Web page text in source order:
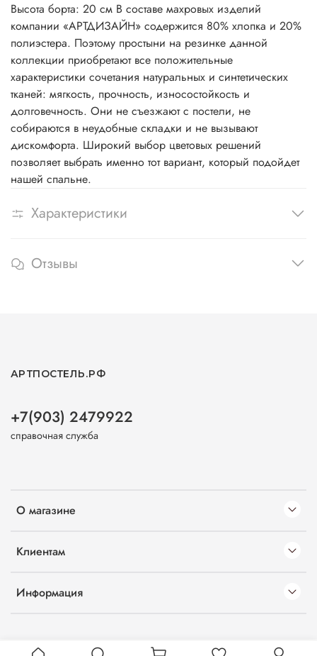
Высота борта: 20 см В составе махровых изделий
компании «АРТДИЗАЙН» содержится 80% хлопка и 20%
полиэстера. Поэтому простыни на резинке данной
коллекции приобретают все положительные
характеристики сочетания натуральных и синтетических
тканей: мягкость, прочность, износостойкость и
долговечность. Они не съезжают с постели, не
собираются в неудобные складки и не вызывают
дискомфорта. Широкий выбор цветовых решений
позволяет выбрать именно тот вариант, который подойдет
нашей спальне.
Характеристики
Отзывы
О магазине
Клиентам
Информация
АРТПОСТЕЛЬ.РФ
+7(903) 2479922
справочная служба